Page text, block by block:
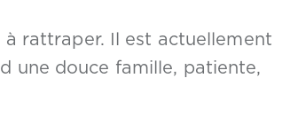
rattraper. Il est actuellement
une douce famille, patiente,